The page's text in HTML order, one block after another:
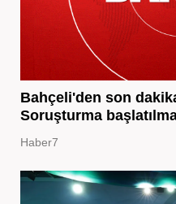
Bahçeli'den son
Soruşturma
Haber7